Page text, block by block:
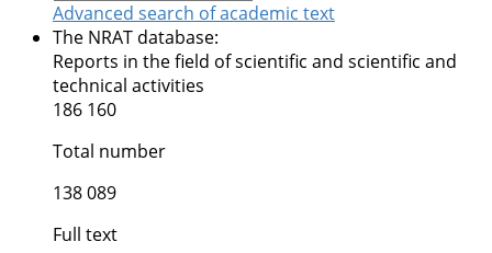
Advanced search of academic text
The NRAT database:
Reports in the field of scientific and scientific and
technical activities
186 160
Total number
138 089
Full text